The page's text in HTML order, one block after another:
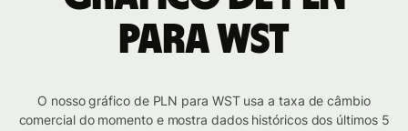
para WST
O nosso gráfico de PLN para WST usa a taxa de câmbio
comercial do momento e mostra dados históricos dos últimos 5